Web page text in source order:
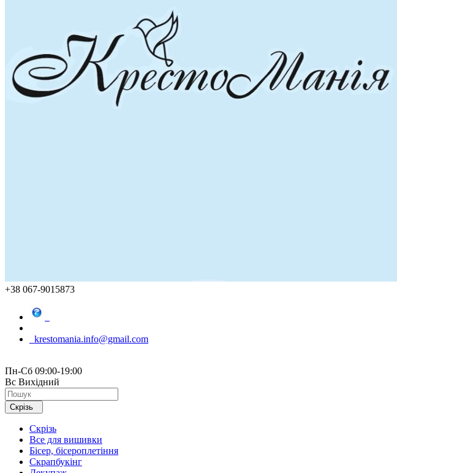
+38 067-9015873
krestomania.info@gmail.com
Пн-Сб 09:00-19:00
Вс Вихідний
Скрізь
Скрізь
Все для вишивки
Бісер, бісероплетіння
Скрапбукінг